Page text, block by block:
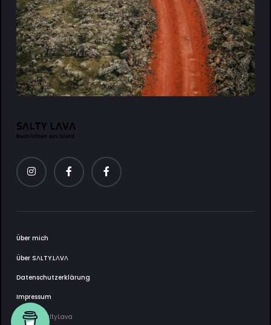
Über mich
Über SΛLTY.LΛVΛ
Datenschutzerklärung
Impressum
2025 © SaltyLava